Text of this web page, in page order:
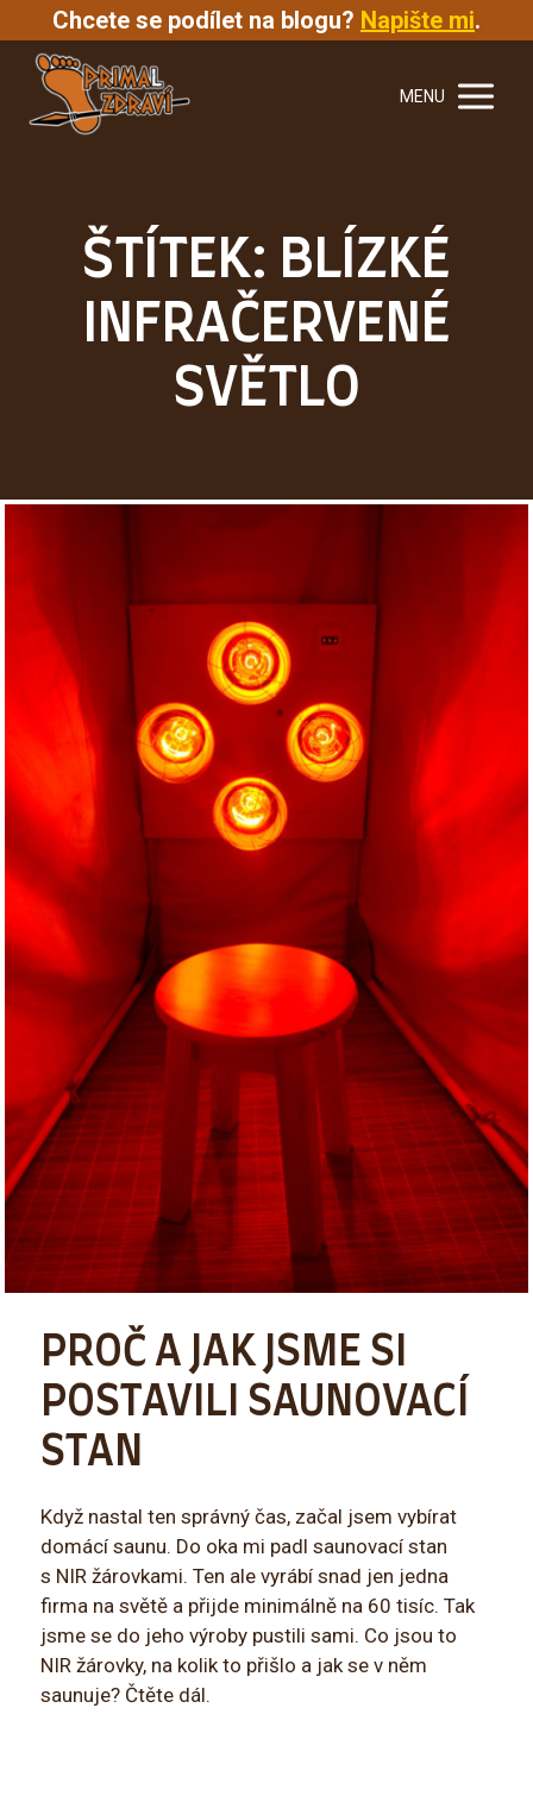
Chcete se podílet na blogu? Napište mi.
MENU
ŠTÍTEK: BLÍZKÉ
INFRAČERVENÉ
SVĚTLO
PROČ A JAK JSME SI
POSTAVILI SAUNOVACÍ
STAN
Když nastal ten správný čas, začal jsem vybírat
domácí saunu. Do oka mi padl saunovací stan
s NIR žárovkami. Ten ale vyrábí snad jen jedna
firma na světě a přijde minimálně na 60 tisíc. Tak
jsme se do jeho výroby pustili sami. Co jsou to
NIR žárovky, na kolik to přišlo a jak se v něm
saunuje? Čtěte dál.